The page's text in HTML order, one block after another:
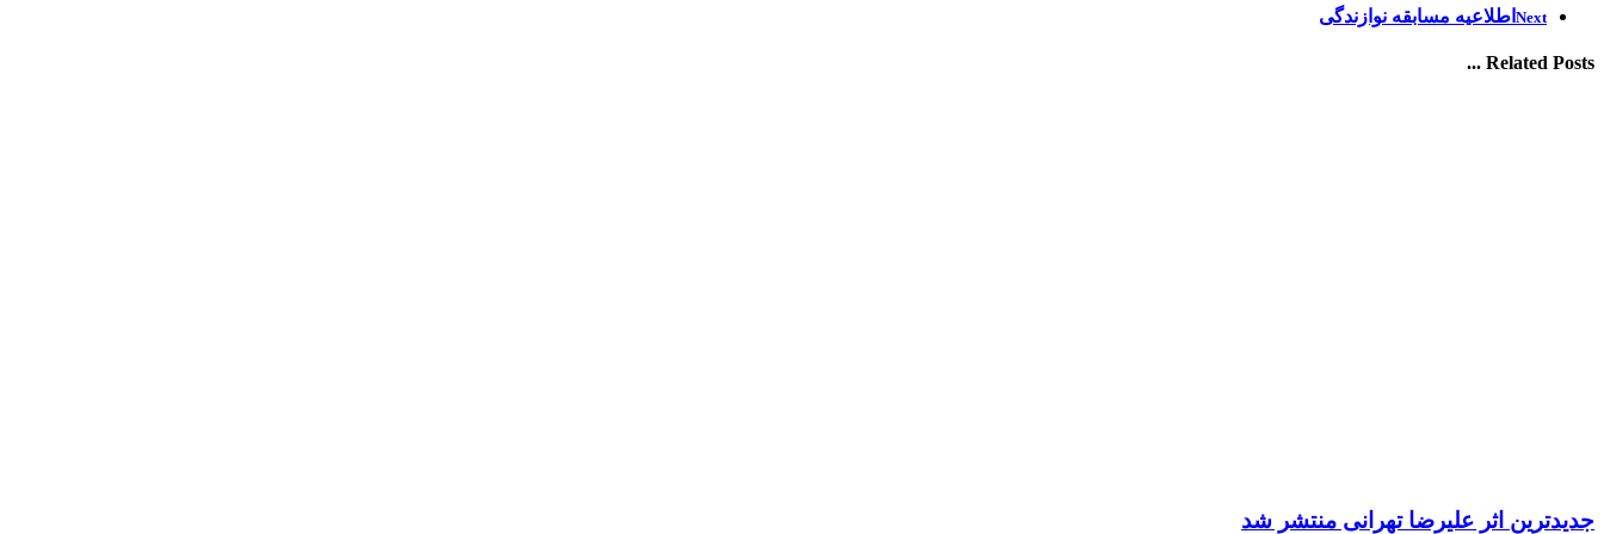
Next اطلاعیه مسابقه نوازندگی
Related Posts ...
جدیدترین اثر علیرضا تهرانی منتشر شد